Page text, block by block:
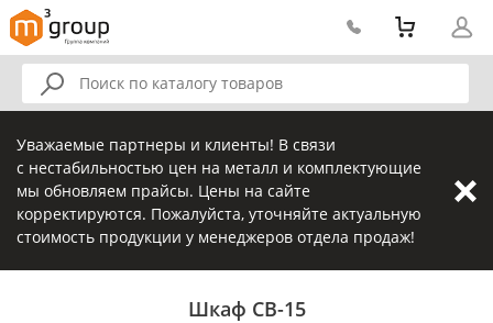
Уважаемые партнеры и клиенты! В связи
с нестабильностью цен на металл и комплектующие
мы обновляем прайсы. Цены на сайте
корректируются. Пожалуйста, уточняйте актуальную
стоимость продукции у менеджеров отдела продаж!
Шкаф CB-15